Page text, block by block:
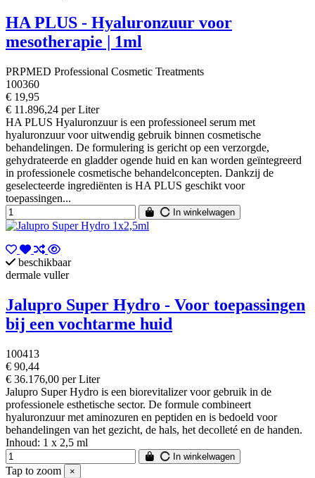
HA PLUS - Hyaluronzuur voor
mesotherapie | 1ml
PRPMED Professional Cosmetic Treatments
100360
€ 19,95
€ 11.896,24 per Liter
HA PLUS Hyaluronzuur is een professioneel serum met
hyaluronzuur voor uitwendig gebruik binnen cosmetische
behandelingen. De formulering is gericht op een verzorgde,
gehydrateerde en gladder ogende huid en kan worden geïntegreerd
in professionele cosmetische behandelconcepten. Dankzij de
geselecteerde ingrediënten is HA PLUS geschikt voor
toepassingen...
In winkelwagen
beschikbaar
dermale vuller
Jalupro Super Hydro - Voor toepassingen
bij een vochtarme huid
100413
€ 90,44
€ 36.176,00 per Liter
Jalupro Super Hydro is een biorevitalizer voor gebruik in de
professionele esthetische sector. De formule combineert
hyaluronzuur met aminozuren en peptiden en is bedoeld voor
behandelingen van het gezicht, de hals, het decolleté en de handen.
Inhoud: 1 x 2,5 ml
In winkelwagen
Tap to zoom ×